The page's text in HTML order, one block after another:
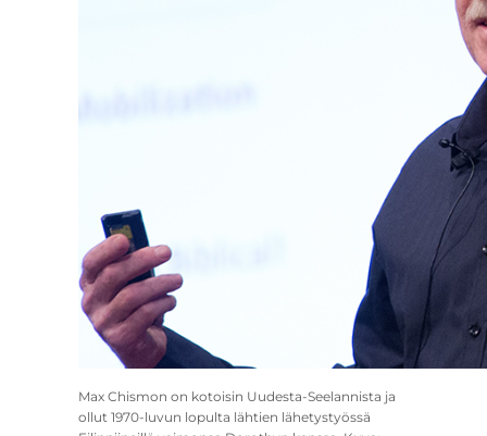
Max Chismon on kotoisin Uudesta-Seelannista ja
ollut 1970-luvun lopulta lähtien lähetystyössä